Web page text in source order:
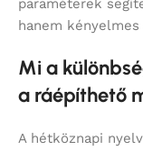
paraméterek
hanem
Mi a
a ráépíthető
A hétköznapi